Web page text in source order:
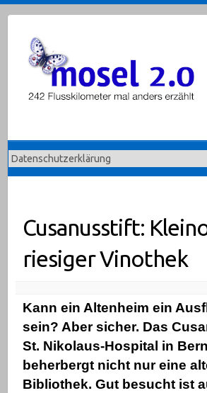
content
Cusanusstift:
riesiger Vinothek
Kann ein Altenheim ein
sein? Aber sicher. Das
St. Nikolaus-Hospital in
beherbergt nicht nur eine
Bibliothek. Gut besucht ist